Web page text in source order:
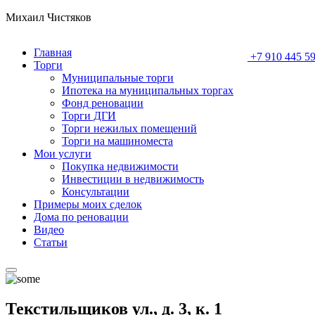
Михаил Чистяков
Главная
Торги
Муниципальные торги
Ипотека на муниципальных торгах
Фонд реновации
Торги ДГИ
Торги нежилых помещений
Торги на машиноместа
Мои услуги
Покупка недвижимости
Инвестиции в недвижимость
Консультации
Примеры моих сделок
Дома по реновации
Видео
Статьи
+7 910 445
Текстильщиков ул., д. 3, к. 1